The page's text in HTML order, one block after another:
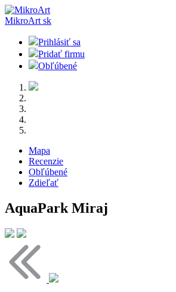
MikroArt sk
Prihlásiť sa
Pridať firmu
Obľúbené
Mapa
Recenzie
Obľúbené
Zdieľať
AquaPark Miraj